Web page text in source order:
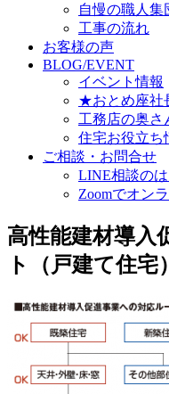
自慢の職人集
工事の流れ
お客様の声
BLOG/EVENT
イベント情報
★おとめ座社
工務店の奥さ
住宅お役立ち
ご相談・お問合せ
LINE相談の
Zoomでオン
高性能建材導入
ト（戸建て住宅）